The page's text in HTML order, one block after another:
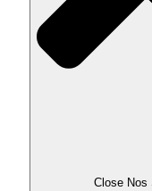
Close Nos